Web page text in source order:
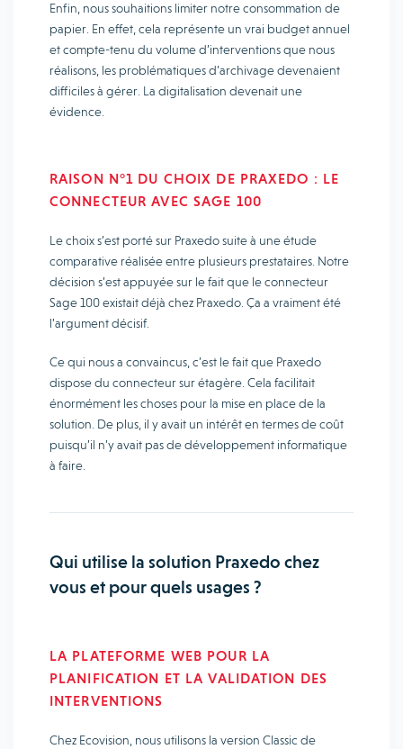
Enfin, nous souhaitions limiter notre consommation de
papier. En effet, cela représente un vrai budget annuel
et compte-tenu du volume d’interventions que nous
réalisons, les problématiques d’archivage devenaient
difficiles à gérer. La digitalisation devenait une
évidence.
RAISON N°1 DU CHOIX DE PRAXEDO : LE
CONNECTEUR AVEC SAGE 100
Le choix s’est porté sur Praxedo suite à une étude
comparative réalisée entre plusieurs prestataires. Notre
décision s’est appuyée sur le fait que le connecteur
Sage 100 existait déjà chez Praxedo. Ça a vraiment été
l’argument décisif.
Ce qui nous a convaincus, c’est le fait que Praxedo
dispose du connecteur sur étagère. Cela facilitait
énormément les choses pour la mise en place de la
solution. De plus, il y avait un intérêt en termes de coût
puisqu’il n’y avait pas de développement informatique
à faire.
Qui utilise la solution Praxedo chez
vous et pour quels usages ?
LA PLATEFORME WEB POUR LA
PLANIFICATION ET LA VALIDATION DES
INTERVENTIONS
Chez Ecovision, nous utilisons la version Classic de